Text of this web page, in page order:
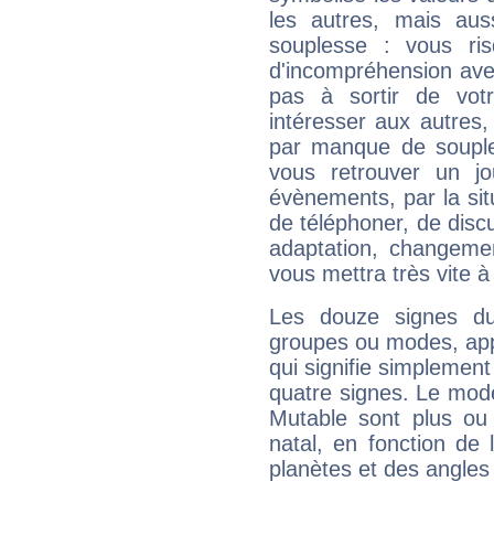
les autres, mais
souplesse : vous
d'incompréhension
pas à sortir de
intéresser aux
par manque de
vous retrouver un
évènements, par la
de téléphoner, de
adaptation,
vous mettra très vite
Les douze signes
groupes ou modes,
qui signifie
quatre signes. Le
Mutable sont plus
natal, en fonction de
planètes et des